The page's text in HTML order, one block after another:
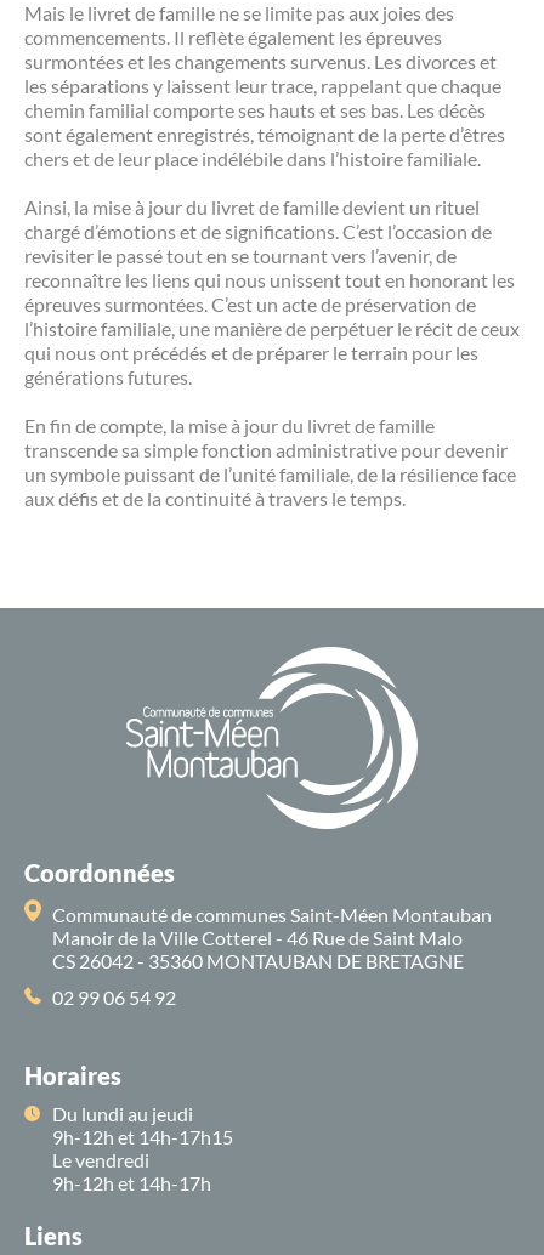
Mais le livret de famille ne se limite pas aux joies des
commencements. Il reflète également les épreuves
surmontées et les changements survenus. Les divorces et
les séparations y laissent leur trace, rappelant que chaque
chemin familial comporte ses hauts et ses bas. Les décès
sont également enregistrés, témoignant de la perte d’êtres
chers et de leur place indélébile dans l’histoire familiale.
Ainsi, la mise à jour du livret de famille devient un rituel
chargé d’émotions et de significations. C’est l’occasion de
revisiter le passé tout en se tournant vers l’avenir, de
reconnaître les liens qui nous unissent tout en honorant les
épreuves surmontées. C’est un acte de préservation de
l’histoire familiale, une manière de perpétuer le récit de ceux
qui nous ont précédés et de préparer le terrain pour les
générations futures.
En fin de compte, la mise à jour du livret de famille
transcende sa simple fonction administrative pour devenir
un symbole puissant de l’unité familiale, de la résilience face
aux défis et de la continuité à travers le temps.
Coordonnées
Communauté de communes Saint-Méen Montauban
Manoir de la Ville Cotterel - 46 Rue de Saint Malo
CS 26042 - 35360 MONTAUBAN DE BRETAGNE
02 99 06 54 92
Horaires
Du lundi au jeudi
9h-12h et 14h-17h15
Le vendredi
9h-12h et 14h-17h
Liens